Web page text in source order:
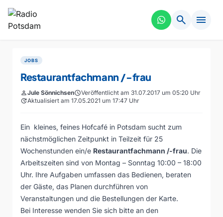
search menu
JOBS
Restaurantfachmann /-frau
personJule SönnichsenscheduleVeröffentlicht am 31.07.2017 um 05:20 Uhr
updateAktualisiert am 17.05.2021 um 17:47 Uhr
Ein kleines, feines Hofcafé in Potsdam sucht zum
nächstmöglichen Zeitpunkt in Teilzeit für 25
Wochenstunden ein/e Restaurantfachmann /-frau. Die
Arbeitszeiten sind von Montag – Sonntag 10:00 – 18:00
Uhr. Ihre Aufgaben umfassen das Bedienen, beraten
der Gäste, das Planen durchführen von
Veranstaltungen und die Bestellungen der Karte.
Bei Interesse wenden Sie sich bitte an den